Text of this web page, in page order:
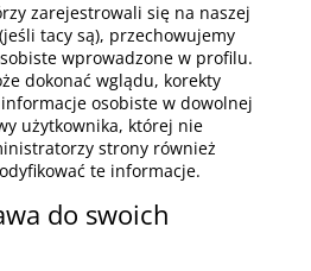
zarejestrowali się na naszej
tacy są), przechowujemy
wprowadzone w profilu.
dokonać wglądu, korekty
osobiste w dowolnej
użytkownika, której nie
strony również
te informacje.
do swoich